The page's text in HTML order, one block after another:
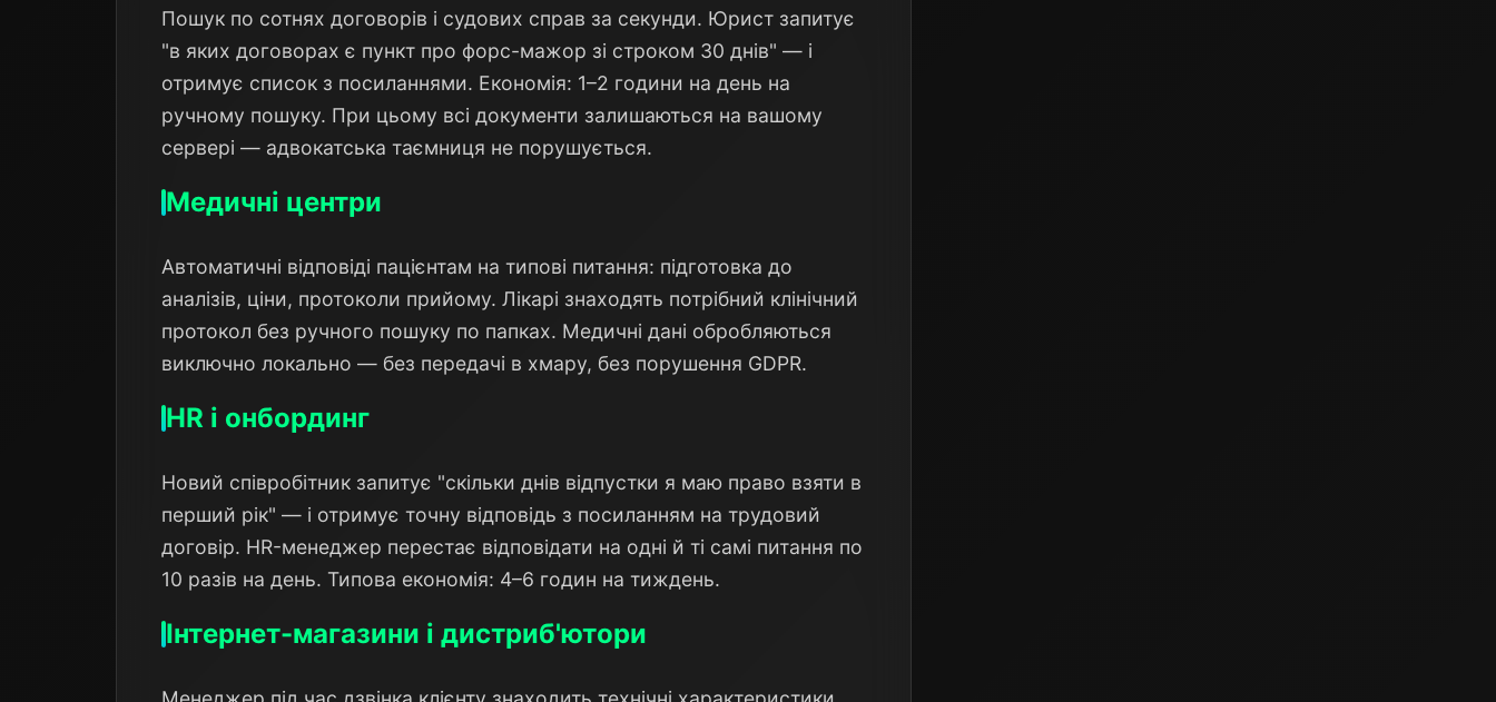
Пошук по сотнях договорів і судових справ за секунди. Юрист запитує
"в яких договорах є пункт про форс-мажор зі строком 30 днів" — і
отримує список з посиланнями. Економія: 1–2 години на день на
ручному пошуку. При цьому всі документи залишаються на вашому
сервері — адвокатська таємниця не порушується.
Медичні центри
Автоматичні відповіді пацієнтам на типові питання: підготовка до
аналізів, ціни, протоколи прийому. Лікарі знаходять потрібний клінічний
протокол без ручного пошуку по папках. Медичні дані обробляються
виключно локально — без передачі в хмару, без порушення GDPR.
HR і онбординг
Новий співробітник запитує "скільки днів відпустки я маю право взяти в
перший рік" — і отримує точну відповідь з посиланням на трудовий
договір. HR-менеджер перестає відповідати на одні й ті самі питання по
10 разів на день. Типова економія: 4–6 годин на тиждень.
Інтернет-магазини і дистриб'ютори